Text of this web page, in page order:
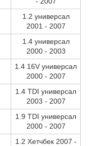
1.2 универсал
2001 - 2007
1.4 универсал
2000 - 2003
1.4 16V универсал
2000 - 2007
1.4 TDI универсал
2003 - 2007
1.9 TDI универсал
2000 - 2007
1.2 Хетчбек 2007 -